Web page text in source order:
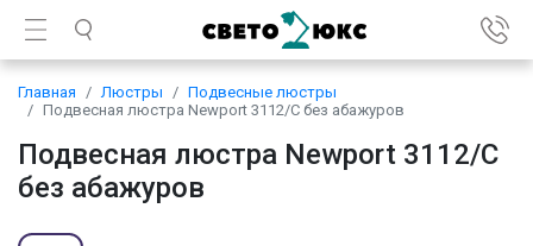
Главная Люстры
Подвесные люстры
Подвесная люстра Newport 3112/C без абажуров
Подвесная люстра Newport 3112/C
без абажуров